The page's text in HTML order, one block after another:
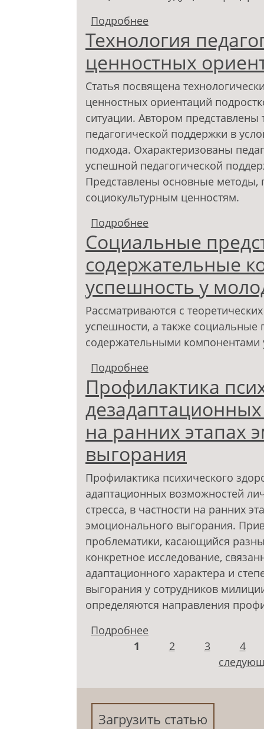
Подробнее
профессиональной
Технология
ценностных
Статья посвящена
ценностных ориентаций
ситуации. Автором
педагогической поддержки в
подхода. Охарактеризованы
успешной педагогической
Представлены основные
социокультурным ценностям.
Подробнее
подростков
Социальные
содержательные
успешность у
Рассматриваются с
успешности, а также социальные
содержательными компонентами
Подробнее
установки на
Профилактика
на ранних этапах
выгорания
Профилактика психического
адаптационных возможностей
стресса, в частности на ранних
эмоционального выгорания.
проблематики, касающийся
конкретное исследование,
адаптационного характера и
выгорания у сотрудников
определяются направления
Подробнее
проявлений
Страницы
1 2 3
4
Загрузить статью